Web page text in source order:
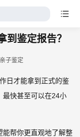
到鉴定报告？
子鉴定
日才能拿到正式的鉴
最快甚至可以在24小
能帮你更直观地了解整